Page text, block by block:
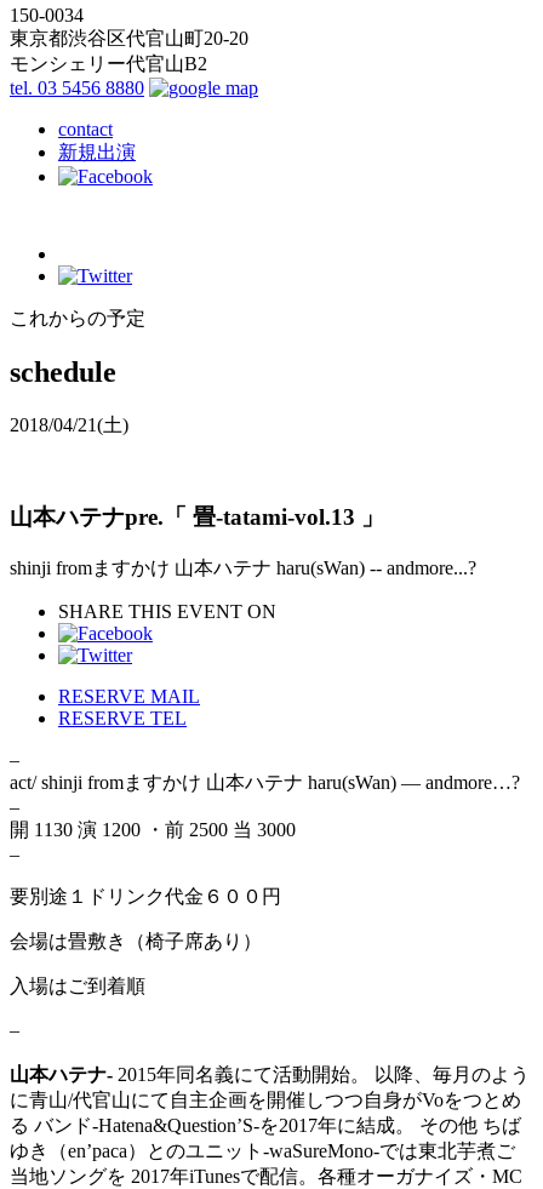
150-0034
東京都渋谷区代官山町20-20
モンシェリー代官山B2
tel. 03 5456 8880
contact
新規出演
これからの予定
schedule
2018/04/21(土)
山本ハテナpre.「 畳-tatami-vol.13 」
shinji fromますかけ 山本ハテナ haru(sWan) -- andmore...?
SHARE THIS EVENT ON
RESERVE MAIL
RESERVE TEL
–
act/ shinji fromますかけ 山本ハテナ haru(sWan) — andmore…?
–
開 1130 演 1200 ・前 2500 当 3000
–
要別途１ドリンク代金６００円
会場は畳敷き（椅子席あり）
入場はご到着順
–
山本ハテナ- 2015年同名義にて活動開始。 以降、毎月のよう
に青山/代官山にて自主企画を開催しつつ自身がVoをつとめ
る バンド-Hatena&Question’S-を2017年に結成。 その他 ちば
ゆき（en’paca）とのユニット-waSureMono-では東北芋煮ご
当地ソングを 2017年iTunesで配信。各種オーガナイズ・MC